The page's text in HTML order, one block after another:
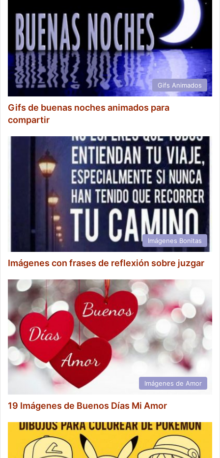
Gifs Animados
Gifs de buenas noches animados para
compartir
Imágenes Bonitas
Imágenes con frases de reflexión sobre juzgar
Imágenes de Amor
19 Imágenes de Buenos Días Mi Amor